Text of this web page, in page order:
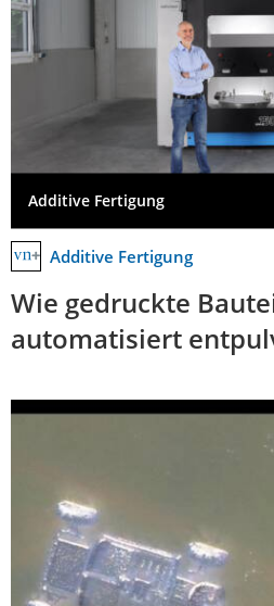
Additive Fertigung
Additive Fertigung
Wie gedruckte
automatisiert